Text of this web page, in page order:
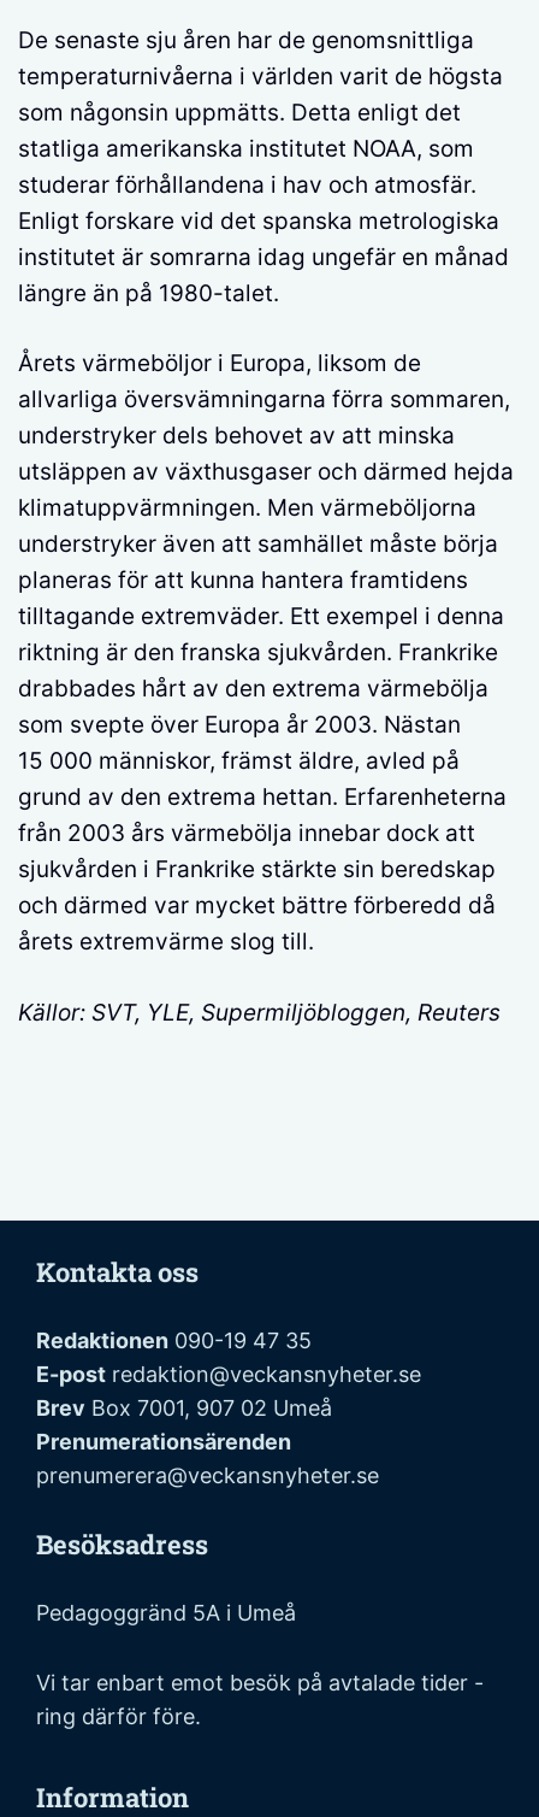
De senaste sju åren har de genomsnittliga
temperaturnivåerna i världen varit de högsta
som någonsin uppmätts. Detta enligt det
statliga amerikanska institutet NOAA, som
studerar förhållandena i hav och atmosfär.
Enligt forskare vid det spanska metrologiska
institutet är somrarna idag ungefär en månad
längre än på 1980-talet.
Årets värmeböljor i Europa, liksom de
allvarliga översvämningarna förra sommaren,
understryker dels behovet av att minska
utsläppen av växthusgaser och därmed hejda
klimatuppvärmningen. Men värmeböljorna
understryker även att samhället måste börja
planeras för att kunna hantera framtidens
tilltagande extremväder. Ett exempel i denna
riktning är den franska sjukvården. Frankrike
drabbades hårt av den extrema värmebölja
som svepte över Europa år 2003. Nästan
15 000 människor, främst äldre, avled på
grund av den extrema hettan. Erfarenheterna
från 2003 års värmebölja innebar dock att
sjukvården i Frankrike stärkte sin beredskap
och därmed var mycket bättre förberedd då
årets extremvärme slog till.
Källor: SVT, YLE, Supermiljöbloggen, Reuters
Kontakta oss
Redaktionen 090-19 47 35
E-post redaktion@veckansnyheter.se
Brev Box 7001, 907 02 Umeå
Prenumerationsärenden
prenumerera@veckansnyheter.se
Besöksadress
Pedagoggränd 5A i Umeå
Vi tar enbart emot besök på avtalade tider -
ring därför före.
Information